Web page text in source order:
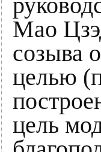
Мао
созыва
целью
цель